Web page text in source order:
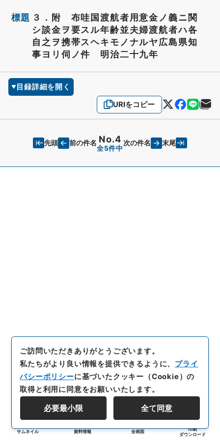
標題 ３．附 布哇国渡航者用意金ノ義ニ関
シ談金ヲ要スル年齢並夫婦渡航者ハ各
自之ヲ携帯スヘキモノナルヤ広島県知
事ヨリ伺ノ件 明治二十九年
目録詳細を開く
URIをコピー
先頭 前の件名 No.4
全5件中
次の件名 末尾
サムネイル 資料情報 全画面
印刷
ダウンロード
ご訪問いただきありがとうございます。
私たちがより良い情報を提供できるように、 プライ
バシーポリシーに基づいたクッキー（Cookie）の
取得と利用に同意をお願いいたします。
必要最小限 全て同意